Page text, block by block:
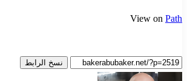
View onPath
نسخ الرابط